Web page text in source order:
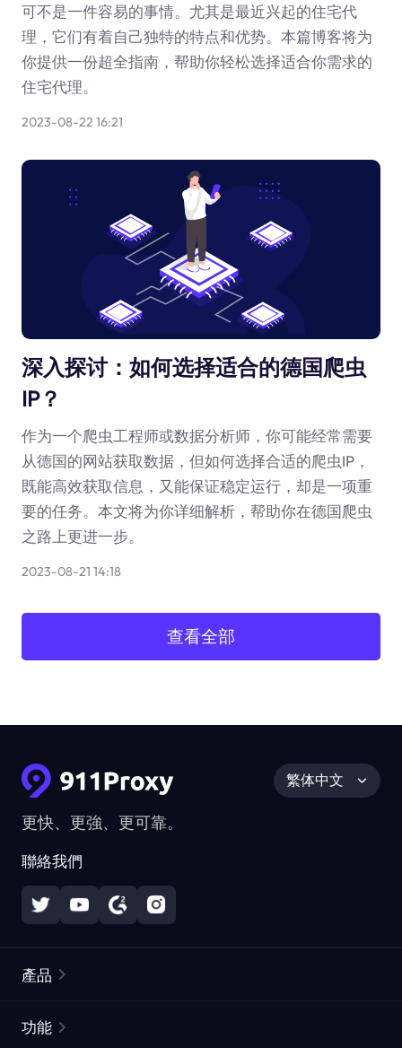
可不是一件容易的事情。尤其是最近兴起的住宅代
理，它们有着自己独特的特点和优势。本篇博客将为
你提供一份超全指南，帮助你轻松选择适合你需求的
住宅代理。
2023-08-22 16:21
深入探讨：如何选择适合的德国爬虫
IP？
作为一个爬虫工程师或数据分析师，你可能经常需要
从德国的网站获取数据，但如何选择合适的爬虫IP，
既能高效获取信息，又能保证稳定运行，却是一项重
要的任务。本文将为你详细解析，帮助你在德国爬虫
之路上更进一步。
2023-08-21 14:18
查看全部
更快、更強、更可靠。
聯絡我們
繁体中文
產品
功能